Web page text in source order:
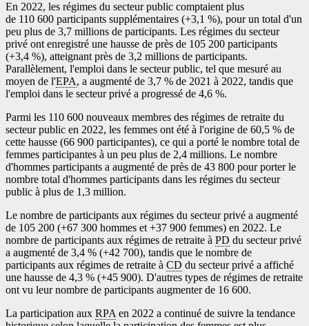
En 2022, les régimes du secteur public comptaient plus
de 110 600 participants supplémentaires (+3,1 %), pour un total d'un
peu plus de 3,7 millions de participants. Les régimes du secteur
privé ont enregistré une hausse de près de 105 200 participants
(+3,4 %), atteignant près de 3,2 millions de participants.
Parallèlement, l'emploi dans le secteur public, tel que mesuré au
moyen de l'EPA, a augmenté de 3,7 % de 2021 à 2022, tandis que
l'emploi dans le secteur privé a progressé de 4,6 %.
Parmi les 110 600 nouveaux membres des régimes de retraite du
secteur public en 2022, les femmes ont été à l'origine de 60,5 % de
cette hausse (66 900 participantes), ce qui a porté le nombre total de
femmes participantes à un peu plus de 2,4 millions. Le nombre
d'hommes participants a augmenté de près de 43 800 pour porter le
nombre total d'hommes participants dans les régimes du secteur
public à plus de 1,3 million.
Le nombre de participants aux régimes du secteur privé a augmenté
de 105 200 (+67 300 hommes et +37 900 femmes) en 2022. Le
nombre de participants aux régimes de retraite à PD du secteur privé
a augmenté de 3,4 % (+42 700), tandis que le nombre de
participants aux régimes de retraite à CD du secteur privé a affiché
une hausse de 4,3 % (+45 900). D'autres types de régimes de retraite
ont vu leur nombre de participants augmenter de 16 600.
La participation aux RPA en 2022 a continué de suivre la tendance